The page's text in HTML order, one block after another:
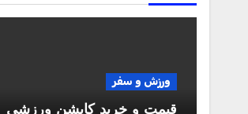
ورزش و سفر
قیمت و خرید کاپشن ورزشی